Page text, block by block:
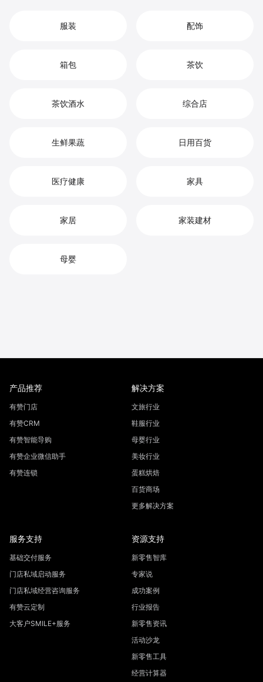
服装 配饰
箱包 茶饮
茶饮酒水 综合店
生鲜果蔬 日用百货
医疗健康 家具
家居 家装建材
母婴
产品推荐
有赞门店
有赞CRM
有赞智能导购
有赞企业微信助手
有赞连锁
解决方案
文旅行业
鞋服行业
母婴行业
美妆行业
蛋糕烘焙
百货商场
更多解决方案
服务支持
基础交付服务
门店私域启动服务
门店私域经营咨询服务
有赞云定制
大客户SMILE+服务
资源支持
新零售智库
专家说
成功案例
行业报告
新零售资讯
活动沙龙
新零售工具
经营计算器